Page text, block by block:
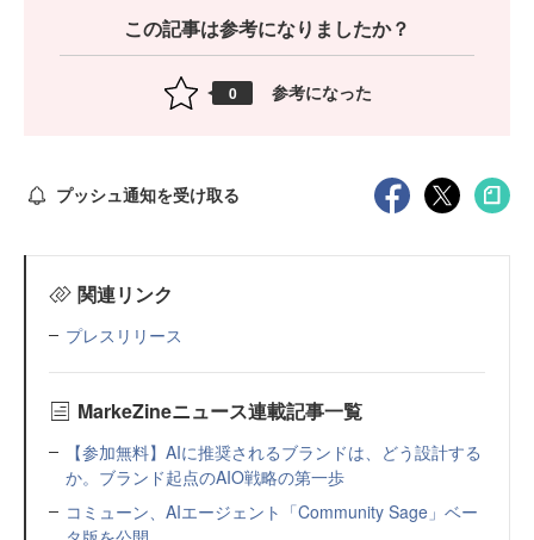
この記事は参考になりましたか？
0 参考になった
プッシュ通知を受け取る
関連リンク
プレスリリース
MarkeZineニュース連載記事一覧
【参加無料】AIに推奨されるブランドは、どう設計する
か。ブランド起点のAIO戦略の第一歩
コミューン、AIエージェント「Community Sage」ベー